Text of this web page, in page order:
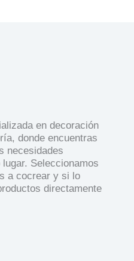
en decoración
donde encuentras
necesidades
Seleccionamos
a cocrear y si lo
directamente